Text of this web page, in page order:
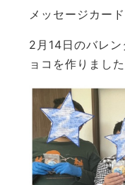
メッセージカー
2月14日のバレ
ョコを作りました